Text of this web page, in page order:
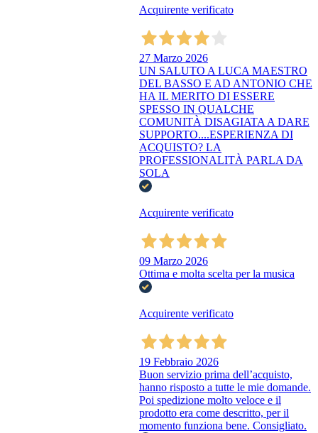
Acquirente verificato
27 Marzo 2026
UN SALUTO A LUCA MAESTRO
DEL BASSO E AD ANTONIO CHE
HA IL MERITO DI ESSERE
SPESSO IN QUALCHE
COMUNITÀ DISAGIATA A DARE
SUPPORTO....ESPERIENZA DI
ACQUISTO? LA
PROFESSIONALITÀ PARLA DA
SOLA
Acquirente verificato
09 Marzo 2026
Ottima e molta scelta per la musica
Acquirente verificato
19 Febbraio 2026
Buon servizio prima dell’acquisto,
hanno risposto a tutte le mie domande.
Poi spedizione molto veloce e il
prodotto era come descritto, per il
momento funziona bene. Consigliato.